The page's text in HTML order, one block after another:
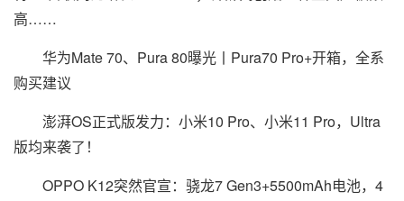
高……
华为Mate 70、Pura 80曝光丨Pura70 Pro+开箱，全系
购买建议
澎湃OS正式版发力：小米10 Pro、小米11 Pro，Ultra
版均来袭了！
OPPO K12突然官宣：骁龙7 Gen3+5500mAh电池，4